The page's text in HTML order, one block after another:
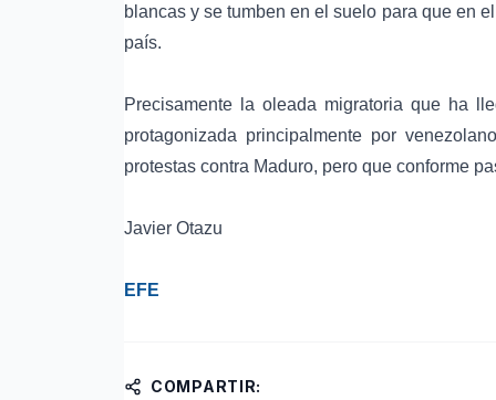
blancas y se tumben en el suelo para que en
país.
Precisamente la oleada migratoria que ha
protagonizada principalmente por
protestas contra Maduro, pero que conforme
Javier Otazu
EFE
COMPARTIR: